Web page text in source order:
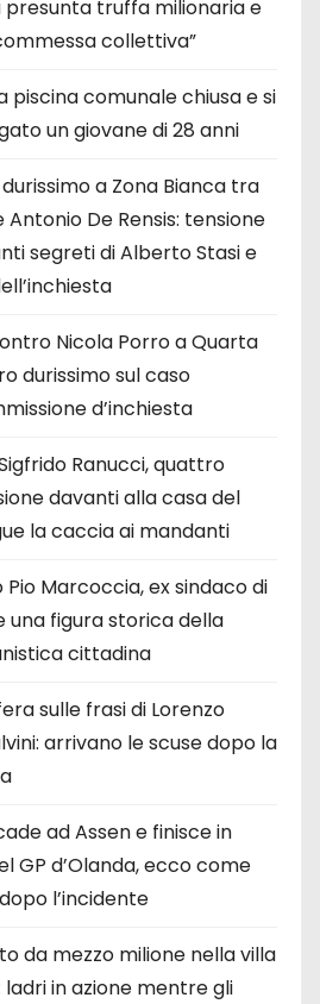
presunta truffa milionaria e
collettiva”
piscina comunale chiusa e si
un giovane di 28 anni
a Zona Bianca tra
Antonio De Rensis: tensione
segreti di Alberto Stasi e
Nicola Porro a Quarta
durissimo sul caso
d’inchiesta
Ranucci, quattro
davanti alla casa del
la caccia ai mandanti
Marcoccia, ex sindaco di
una figura storica della
cittadina
sulle frasi di Lorenzo
arrivano le scuse dopo la
ad Assen e finisce in
GP d’Olanda, ecco come
l’incidente
da mezzo milione nella villa
in azione mentre gli